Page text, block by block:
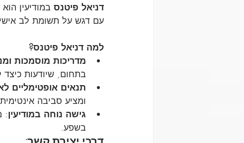
דניאל פיטנס במודיעין
עם דגש על תשומת לב
למה דניאל פיטנס?
מדריכות מוסמכות
בתחום, שיודעות
תנאים אופטימליים
ומציע סביבה
גישה נוחה במודיעין:
בשפע.